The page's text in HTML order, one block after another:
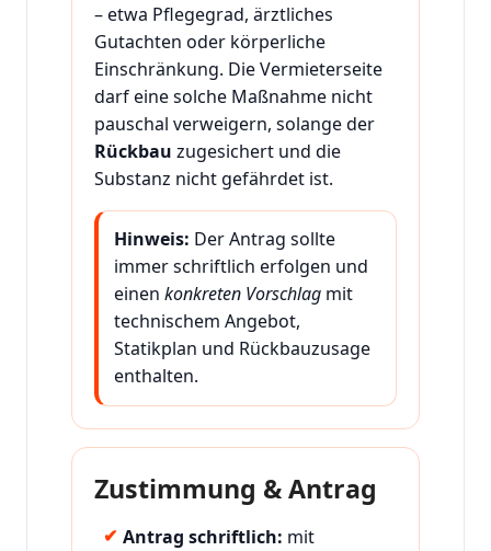
– etwa Pflegegrad, ärztliches
Gutachten oder körperliche
Einschränkung. Die Vermieterseite
darf eine solche Maßnahme nicht
pauschal verweigern, solange der
Rückbau zugesichert und die
Substanz nicht gefährdet ist.
Hinweis: Der Antrag sollte
immer schriftlich erfolgen und
einen konkreten Vorschlagmit
technischem Angebot,
Statikplan und Rückbauzusage
enthalten.
Zustimmung & Antrag
Antrag schriftlich: mit